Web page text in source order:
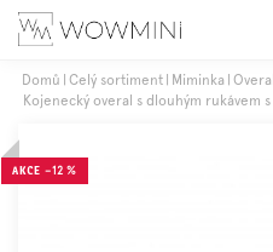
Přejít
Sales
Dívky
Chlapci
Domů Celý sortiment Miminka
Kojenecký overal s dlouhým rukávem s
AKCE –12 %